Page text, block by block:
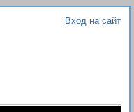
Вход на сайт